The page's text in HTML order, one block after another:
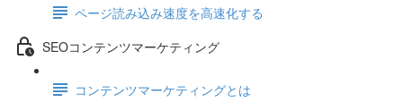
ページ読み込み速度を高速化する
SEOコンテンツマーケティング
コンテンツマーケティングとは